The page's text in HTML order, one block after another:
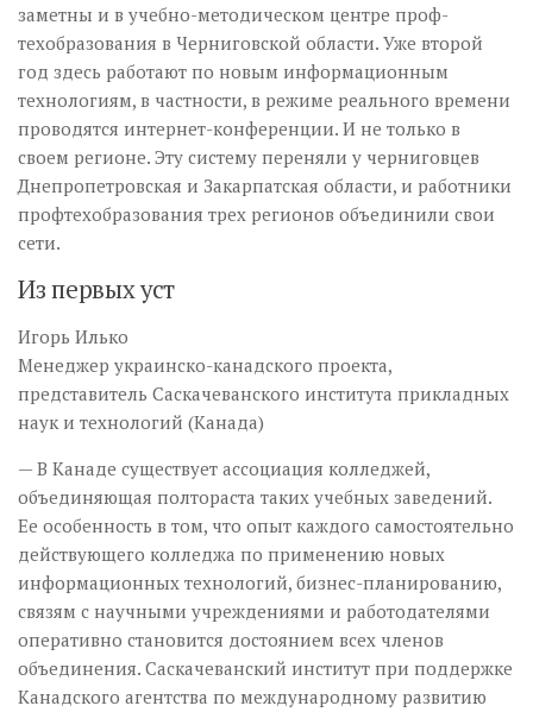
заметны и в учеб­­­но-ме­тодическом центре проф­
техобразования в Черниговской области. Уже второй
год здесь работают по новым информационным
технологиям, в частности, в режиме реального времени
проводятся интернет-конференции. И не только в
своем регионе. Эту систему переняли у черниговцев
Днепропетровская и Закарпатская области, и работники
профтехобразования трех регионов объединили свои
сети.
Из первых уст
Игорь Илько
Менеджер украинско-канадского проекта,
представитель Саскачеванского института прикладных
наук и технологий (Канада)
— В Канаде существует ассоциация колледжей,
объединяющая полтораста таких учебных заведений.
Ее особенность в том, что опыт каждого самостоятельно
действующего колледжа по применению новых
информационных технологий, бизнес-планированию,
связям с научными учреждениями и работодателями
оперативно становится достоянием всех членов
объединения. Саскачеванский институт при поддержке
Канадского агентства по международному развитию